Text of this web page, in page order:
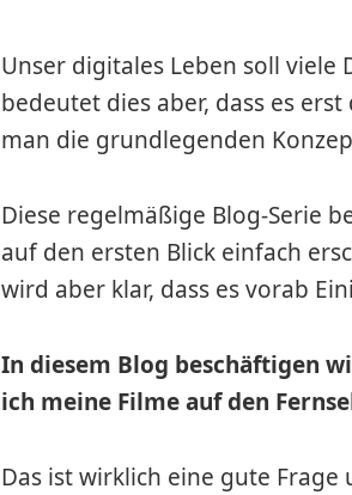
Unser digitales Leben soll
bedeutet dies aber, dass es
man die grundlegenden
Diese regelmäßige Blog-Serie
auf den ersten Blick einfach
wird aber klar, dass es vorab
In diesem Blog beschäftigen
ich meine Filme auf den
Das ist wirklich eine gute